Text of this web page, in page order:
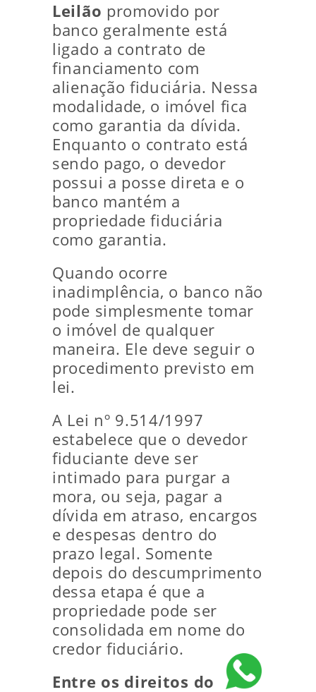
Leilão promovido por
banco geralmente está
ligado a contrato de
financiamento com
alienação fiduciária. Nessa
modalidade, o imóvel fica
como garantia da dívida.
Enquanto o contrato está
sendo pago, o devedor
possui a posse direta e o
banco mantém a
propriedade fiduciária
como garantia.
Quando ocorre
inadimplência, o banco não
pode simplesmente tomar
o imóvel de qualquer
maneira. Ele deve seguir o
procedimento previsto em
lei.
A Lei nº 9.514/1997
estabelece que o devedor
fiduciante deve ser
intimado para purgar a
mora, ou seja, pagar a
dívida em atraso, encargos
e despesas dentro do
prazo legal. Somente
depois do descumprimento
dessa etapa é que a
propriedade pode ser
consolidada em nome do
credor fiduciário.
Entre os direitos do